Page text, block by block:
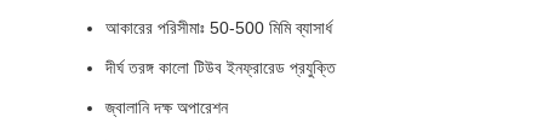
আকারের পরিসীমাঃ 50-500 মিমি ব্যাসার্ধ
দীর্ঘ তরঙ্গ কালো টিউব ইনফ্রারেড প্রযুক্তি
জ্বালানি দক্ষ অপারেশন